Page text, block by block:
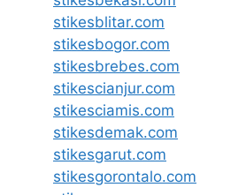
stikesblitar.com
stikesbogor.com
stikesbrebes.com
stikescianjur.com
stikesciamis.com
stikesdemak.com
stikesgarut.com
stikesgorontalo.com